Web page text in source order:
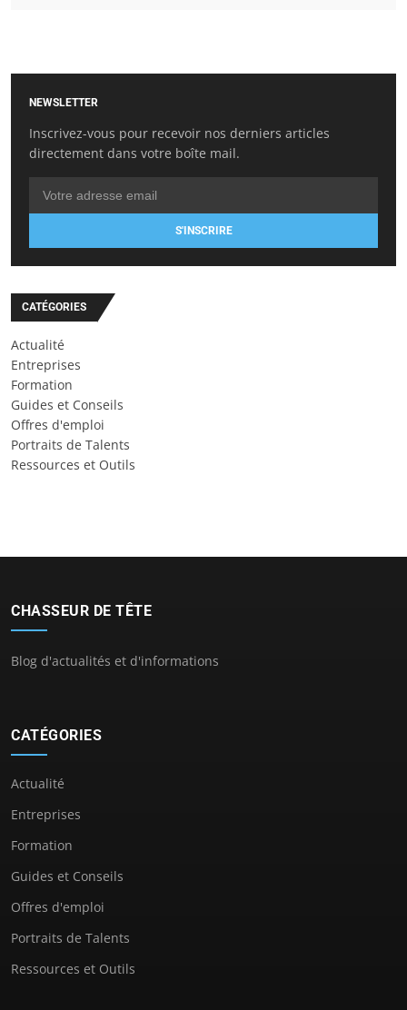
NEWSLETTER
Inscrivez-vous pour recevoir nos derniers articles
directement dans votre boîte mail.
S'INSCRIRE
CATÉGORIES
Actualité
Entreprises
Formation
Guides et Conseils
Offres d'emploi
Portraits de Talents
Ressources et Outils
CHASSEUR DE TÊTE
Blog d'actualités et d'informations
CATÉGORIES
Actualité
Entreprises
Formation
Guides et Conseils
Offres d'emploi
Portraits de Talents
Ressources et Outils